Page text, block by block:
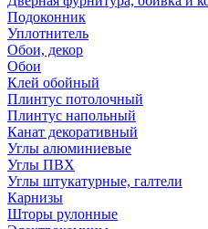
Подоконник
Уплотнитель
Обои, декор
Обои
Клей обойный
Плинтус потолочный
Плинтус напольный
Канат декоративный
Углы алюминиевые
Углы ПВХ
Углы штукатурные, галтели
Карнизы
Шторы рулонные